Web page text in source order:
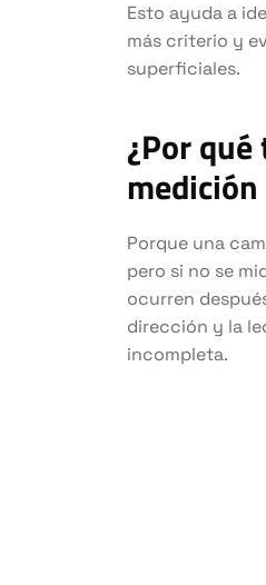
Esto ayuda a
más criterio y
superficiales.
¿Por
Porque una
pero si no se
ocurren
dirección y la
incompleta.